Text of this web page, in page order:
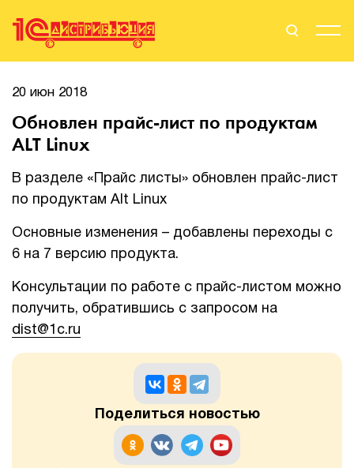
Поиск
Стать Партнером
О нас
Вендоры
События
20 июн 2018
Обновлен прайс-лист по продуктам
ALT Linux
В разделе «Прайс листы» обновлен прайс-лист
по продуктам Alt Linux
Основные изменения – добавлены переходы с
6 на 7 версию продукта.
Консультации по работе с прайс-листом можно
получить, обратившись с запросом на
dist@1c.ru
Поделиться новостью